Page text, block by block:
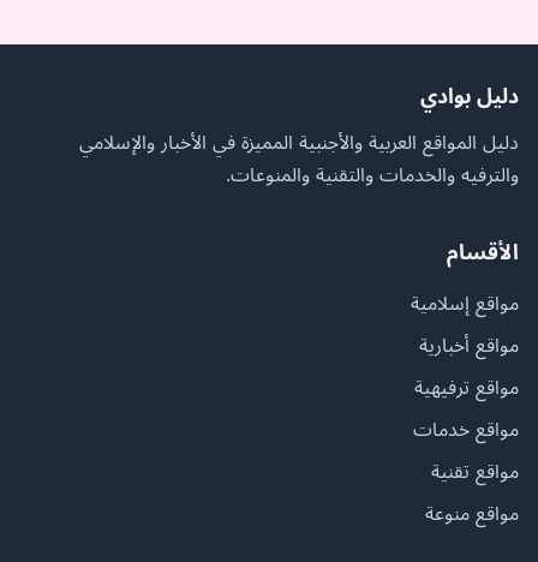
دليل بوادي
دليل المواقع العربية والأجنبية المميزة في الأخبار والإسلامي
والترفيه والخدمات والتقنية والمنوعات.
الأقسام
مواقع إسلامية
مواقع أخبارية
مواقع ترفيهية
مواقع خدمات
مواقع تقنية
مواقع منوعة